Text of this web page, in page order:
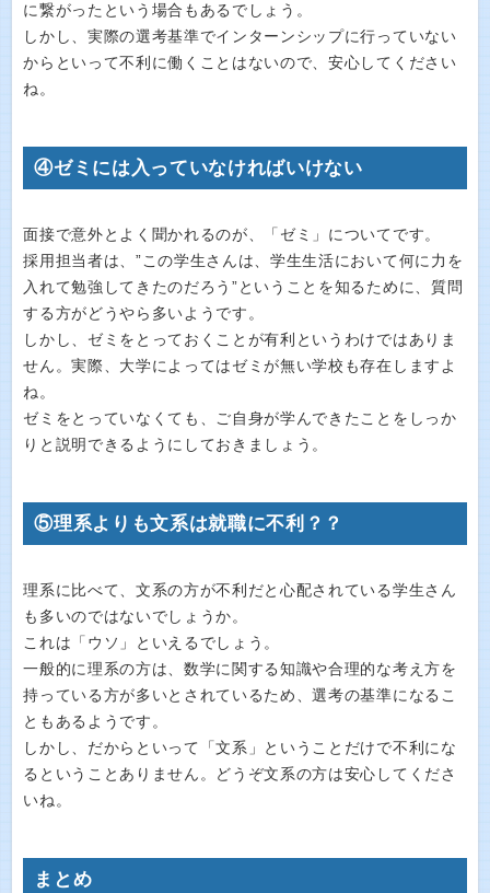
に繋がったという場合もあるでしょう。
しかし、実際の選考基準でインターンシップに行っていない
からといって不利に働くことはないので、安心してください
ね。
④ゼミには入っていなければいけない
面接で意外とよく聞かれるのが、「ゼミ」についてです。
採用担当者は、”この学生さんは、学生生活において何に力を
入れて勉強してきたのだろう”ということを知るために、質問
する方がどうやら多いようです。
しかし、ゼミをとっておくことが有利というわけではありま
せん。実際、大学によってはゼミが無い学校も存在しますよ
ね。
ゼミをとっていなくても、ご自身が学んできたことをしっか
りと説明できるようにしておきましょう。
⑤理系よりも文系は就職に不利？？
理系に比べて、文系の方が不利だと心配されている学生さん
も多いのではないでしょうか。
これは「ウソ」といえるでしょう。
一般的に理系の方は、数学に関する知識や合理的な考え方を
持っている方が多いとされているため、選考の基準になるこ
ともあるようです。
しかし、だからといって「文系」ということだけで不利にな
るということありません。どうぞ文系の方は安心してくださ
いね。
まとめ